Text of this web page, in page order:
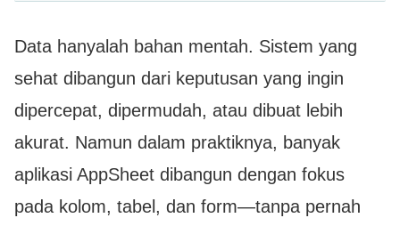
Data hanyalah bahan mentah. Sistem yang
sehat dibangun dari keputusan yang ingin
dipercepat, dipermudah, atau dibuat lebih
akurat. Namun dalam praktiknya, banyak
aplikasi AppSheet dibangun dengan fokus
pada kolom, tabel, dan form—tanpa pernah